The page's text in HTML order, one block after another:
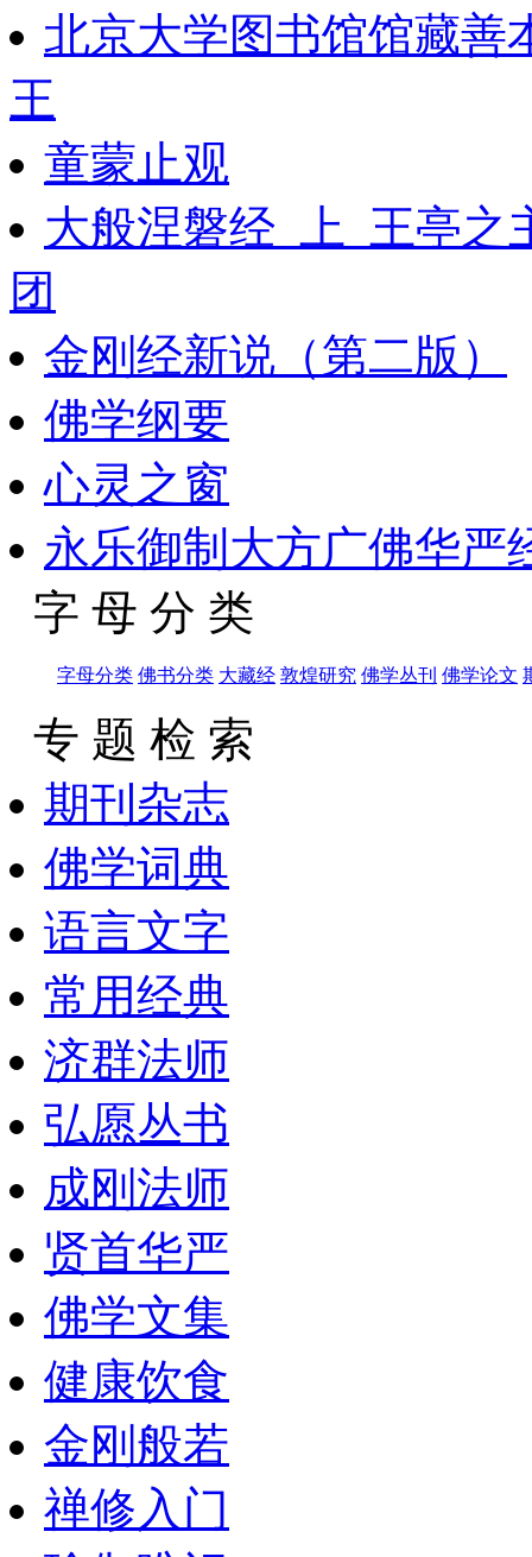
北京大学图书馆馆藏善
王
童蒙止观
大般涅磐经_上_王亭之
团
金刚经新说（第二版）
佛学纲要
心灵之窗
永乐御制大方广佛华严
字 母 分 类
字母分类 佛书分类 大藏经 敦煌研究 佛学丛刊 佛学论文
专 题 检 索
期刊杂志
佛学词典
语言文字
常用经典
济群法师
弘愿丛书
成刚法师
贤首华严
佛学文集
健康饮食
金刚般若
禅修入门